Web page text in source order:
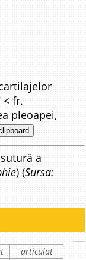
< fr.
pleoapei,
a
) (Sursa:
articulat